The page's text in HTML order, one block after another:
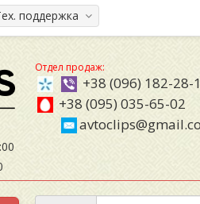
поддержка
Отдел продаж:
+38 (096) 182-28-
+38 (095) 035-65-02